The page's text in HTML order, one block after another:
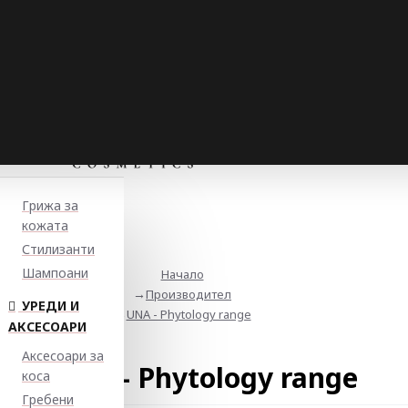
Грижа за
кожата
Стилизанти
Шампоани
УРЕДИ И
АКСЕСОАРИ
Аксесоари за
коса
Гребени
Начало
Производител
UNA - Phytology range
UNA - Phytology range